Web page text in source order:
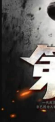
女裝
日本購物